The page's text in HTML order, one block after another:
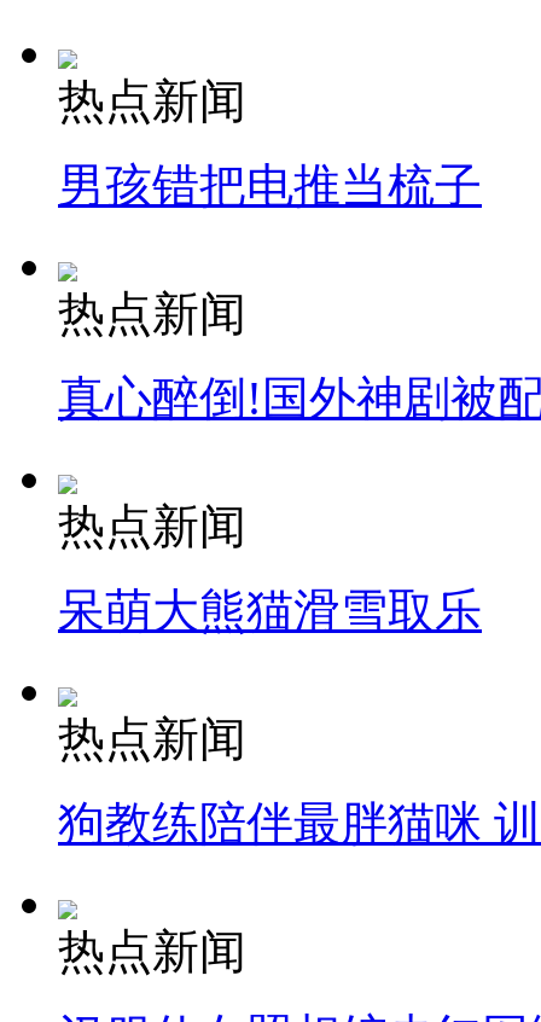
热点新闻
男孩错把电推当梳子
热点新闻
真心醉倒!国外神剧被
热点新闻
呆萌大熊猫滑雪取乐
热点新闻
狗教练陪伴最胖猫咪
热点新闻